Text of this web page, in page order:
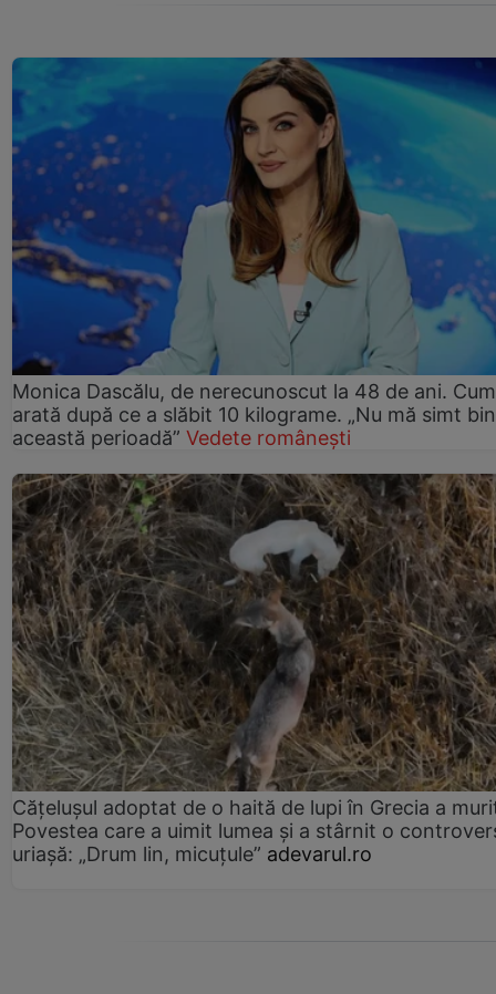
Monica Dascălu, de nerecunoscut la 48 de ani. Cum
arată după ce a slăbit 10 kilograme. „Nu mă simt
această perioadă” Vedete românești
Cățelușul adoptat de o haită de lupi în Grecia a
Povestea care a uimit lumea și a stârnit o
uriașă: „Drum lin, micuțule” adevarul.ro